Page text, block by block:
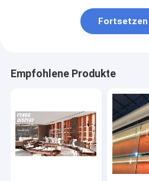
Fortsetzen
Empfohlene Produkte